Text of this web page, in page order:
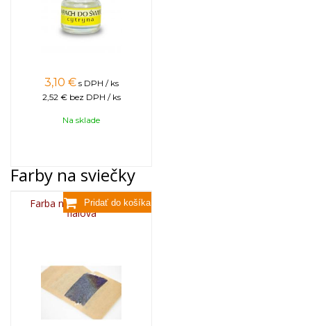
3,10 € s DPH / ks
2,52 € bez DPH / ks
Na sklade
Farby na sviečky
Farba na sviečky, 25g -
fialová